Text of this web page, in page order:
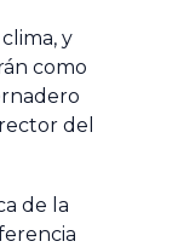
y
como
del
de la